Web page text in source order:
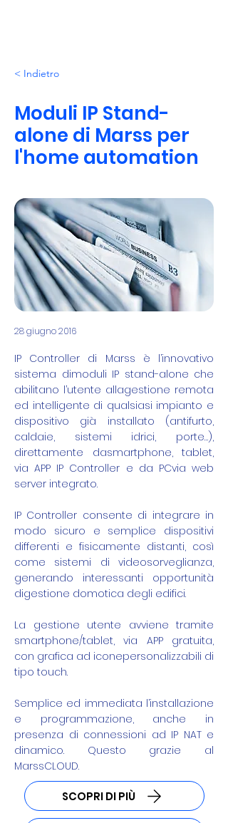
< Indietro
Moduli IP Stand-
alone di Marss per
l'home automation
28 giugno 2016
IP Controller di Marss è l’innovativo
sistema dimoduli IP stand-alone che
abilitano l’utente allagestione remota
ed intelligente di qualsiasi impianto e
dispositivo già installato (antifurto,
caldaie, sistemi idrici, porte…),
direttamente dasmartphone, tablet,
via APP IP Controller e da PCvia web
server integrato.
IP Controller consente di integrare in
modo sicuro e semplice dispositivi
differenti e fisicamente distanti, così
come sistemi di videosorveglianza,
generando interessanti opportunità
digestione domotica degli edifici.
La gestione utente avviene tramite
smartphone/tablet, via APP gratuita,
con grafica ad iconepersonalizzabili di
tipo touch.
Semplice ed immediata l’installazione
e programmazione, anche in
presenza di connessioni ad IP NAT e
dinamico. Questo grazie al
MarssCLOUD.
SCOPRI DI PIÙ